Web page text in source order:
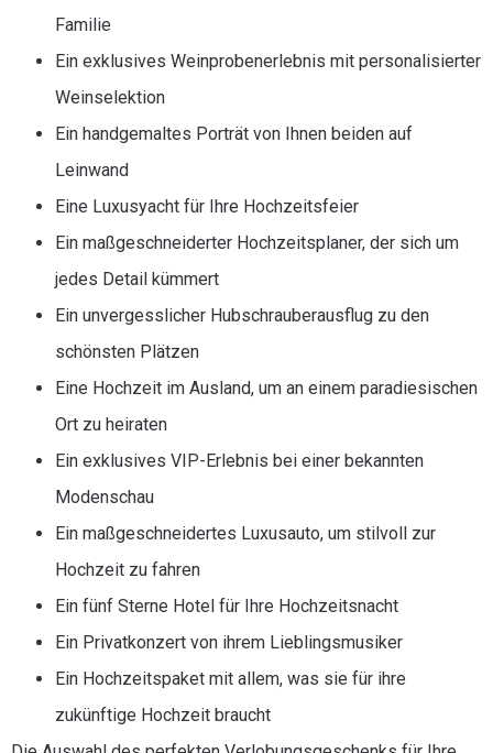
Familie
Ein exklusives Weinprobenerlebnis mit personalisierter
Weinselektion
Ein handgemaltes Porträt von Ihnen beiden auf
Leinwand
Eine Luxusyacht für Ihre Hochzeitsfeier
Ein maßgeschneiderter Hochzeitsplaner, der sich um
jedes Detail kümmert
Ein unvergesslicher Hubschrauberausflug zu den
schönsten Plätzen
Eine Hochzeit im Ausland, um an einem paradiesischen
Ort zu heiraten
Ein exklusives VIP-Erlebnis bei einer bekannten
Modenschau
Ein maßgeschneidertes Luxusauto, um stilvoll zur
Hochzeit zu fahren
Ein fünf Sterne Hotel für Ihre Hochzeitsnacht
Ein Privatkonzert von ihrem Lieblingsmusiker
Ein Hochzeitspaket mit allem, was sie für ihre
zukünftige Hochzeit braucht